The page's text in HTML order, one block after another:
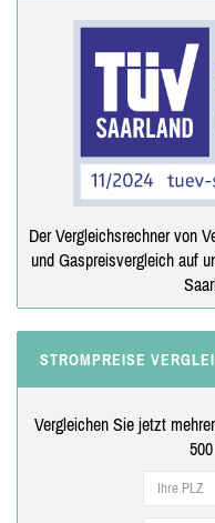
Der Vergleichsrechner von
und Gaspreisvergleich auf
STROMPREISE
Vergleichen Sie jetzt